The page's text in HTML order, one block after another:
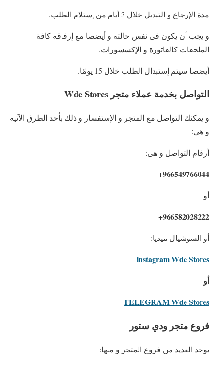
مدة الإرجاع و التبديل خلال 3 أيام من إستلام الطلب.
و يجب أن يكون فى نفس حالته و أيضصا مع إرفاقه كافة
الملحقات كالفاتورة و الإكسسورات.
أيضصا سيتم إستبدال الطلب خلال 15 يومًا.
التواصل بخدمة عملاء متجر Wde Stores
و يمكنك التواصل مع المتجر و الإستفسار و ذلك بأحد الطرق الآتيه
و هى:
أرقام التواصل و هى:
966549766044+
أو
966582028222+
أو السوشيال ميديا:
instagram Wde Stores
أو
TELEGRAM Wde Stores
فروع متجر ودي ستور
يوجد العديد من فروع المتجر و منها: